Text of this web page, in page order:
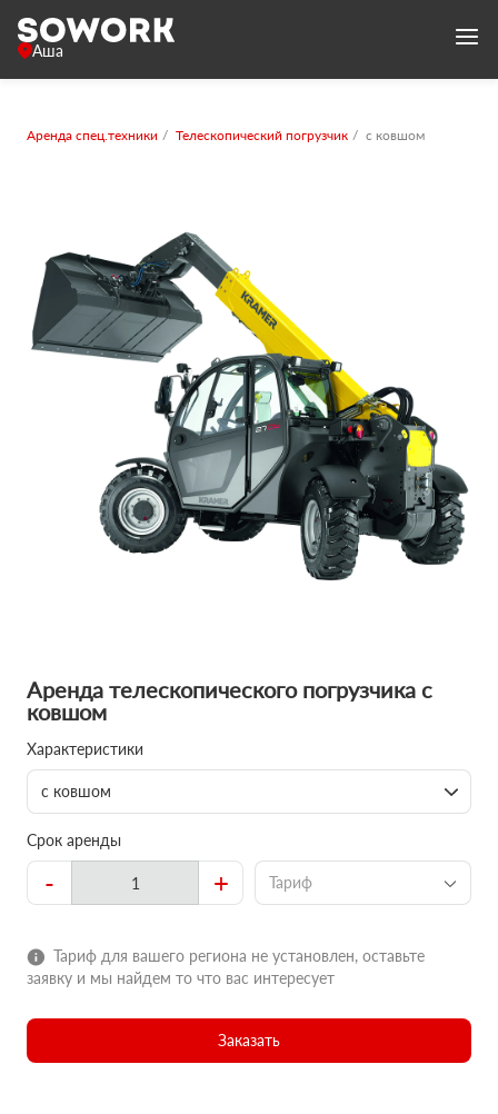
Аша
Аренда спец.техники Телескопический погрузчик с ковшом
Аренда телескопического погрузчика с
ковшом
Характеристики
с ковшом
Срок аренды
- + Тариф
Тариф для вашего региона не установлен, оставьте
заявку и мы найдем то что вас интересует
Заказать